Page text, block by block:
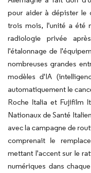
pour aider à dépister le
trois mois, l'unité a été
radiologie privée
l'étalonnage de
nombreuses grandes
modèles d'IA
automatiquement le
Roche Italia et Fujifilm
Nationaux de Santé
avec la campagne de
comprenait le
mettant l'accent sur le
numériques dans